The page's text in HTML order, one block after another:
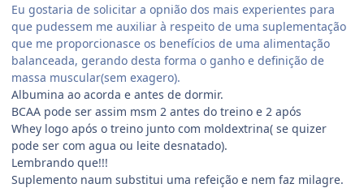
Eu gostaria de solicitar a opnião dos mais experientes para
que pudessem me auxiliar à respeito de uma suplementação
que me proporcionasce os benefícios de uma alimentação
balanceada, gerando desta forma o ganho e definição de
massa muscular(sem exagero).
Albumina ao acorda e antes de dormir.
BCAA pode ser assim msm 2 antes do treino e 2 após
Whey logo após o treino junto com moldextrina( se quizer
pode ser com agua ou leite desnatado).
Lembrando que!!!
Suplemento naum substitui uma refeição e nem faz milagre.